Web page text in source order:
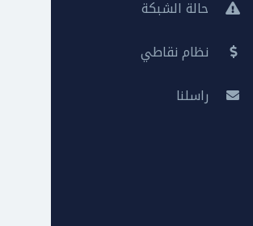
حالة الشبكة
نظام نقاطي
راسلنا